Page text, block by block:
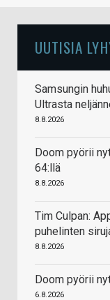
UUTISIA
Samsungin
Ultrasta
8.8.2026
Doom pyörii
64:llä
8.8.2026
Tim Culpan:
puhelinten
8.8.2026
Doom pyörii
6.8.2026